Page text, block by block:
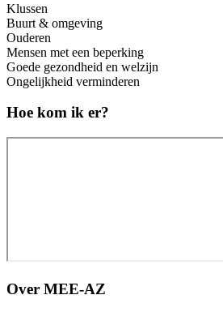
Klussen
Buurt & omgeving
Ouderen
Mensen met een beperking
Goede gezondheid en welzijn
Ongelijkheid verminderen
Hoe kom ik er?
Over MEE-AZ